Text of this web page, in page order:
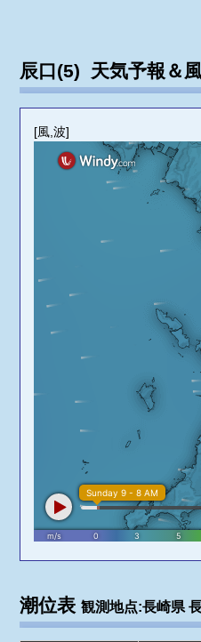
辰口(5) 天気予報＆
[風,波]
潮位表観測地点:長崎県